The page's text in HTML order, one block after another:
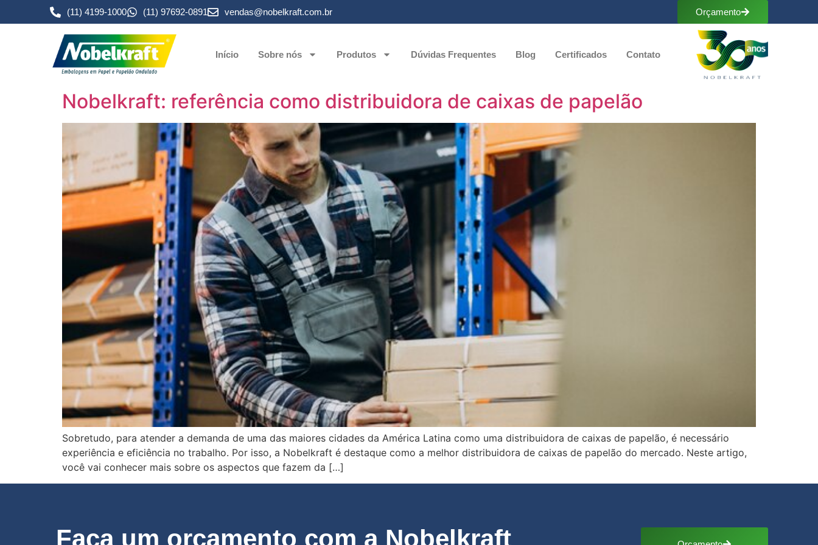
(11) 4199-1000 (11) 97692-0891 vendas@nobelkraft.com.br Orçamento
Início Sobre nós Produtos Dúvidas Frequentes Blog Certificados Contato
Nobelkraft: referência como distribuidora de caixas de papelão
Sobretudo, para atender a demanda de uma das maiores cidades da América Latina como uma distribuidora de caixas de papelão, é necessário
experiência e eficiência no trabalho. Por isso, a Nobelkraft é destaque como a melhor distribuidora de caixas de papelão do mercado. Neste artigo,
você vai conhecer mais sobre os aspectos que fazem da […]
Faça um orçamento com a Nobelkraft